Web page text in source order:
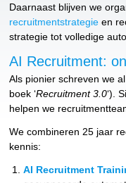
Daarnaast blijven we
recruitmentstrategie en
strategie tot volledige
AI Recruitment:
Als pionier schreven we
boek ‘Recruitment 3.0‘).
helpen we
We combineren 25 jaar
kennis:
AI Recruitment